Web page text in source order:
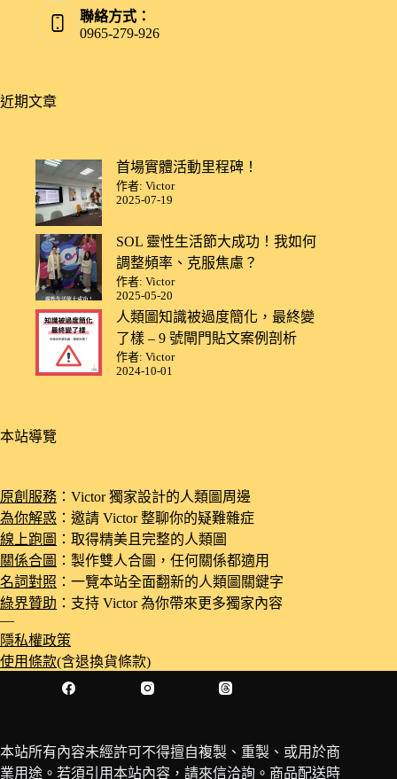
聯絡方式：
0965-279-926
近期文章
首場實體活動里程碑！
作者: Victor
2025-07-19
SOL 靈性生活節大成功！我如何
調整頻率、克服焦慮？
作者: Victor
2025-05-20
人類圖知識被過度簡化，最終變
了樣 – 9 號閘門貼文案例剖析
作者: Victor
2024-10-01
本站導覽
原創服務 ：Victor 獨家設計的人類圖周邊
為你解惑 ：邀請 Victor 整聊你的疑難雜症
線上跑圖 ：取得精美且完整的人類圖
關係合圖 ：製作雙人合圖，任何關係都適用
名詞對照 ：一覽本站全面翻新的人類圖關鍵字
綠界贊助 ：支持 Victor 為你帶來更多獨家內容
—
隱私權政策
使用條款(含退換貨條款)
本站所有內容未經許可不得擅自複製、重製、或用於商
業用途。若須引用本站內容，請來信洽詢 。商品配送時